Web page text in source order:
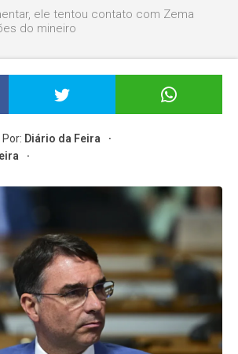
ele tentou contato com Zema
do mineiro
Por: Diário da Feira